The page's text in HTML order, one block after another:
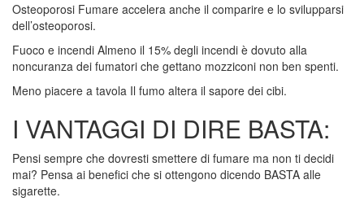
Osteoporosi Fumare accelera anche il comparire e lo svilupparsi
dell’osteoporosi.
Fuoco e incendi Almeno il 15% degli incendi è dovuto alla
noncuranza dei fumatori che gettano mozziconi non ben spenti.
Meno piacere a tavola Il fumo altera il sapore dei cibi.
I VANTAGGI DI DIRE BASTA:
Pensi sempre che dovresti smettere di fumare ma non ti decidi
mai? Pensa ai benefici che si ottengono dicendo BASTA alle
sigarette.